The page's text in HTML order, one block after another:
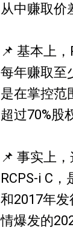
从中赚取价
📌 基本上
每年赚取至
是在掌控范
超过70%股
📌 事实上
RCPS-i C
和2017年
情爆发的